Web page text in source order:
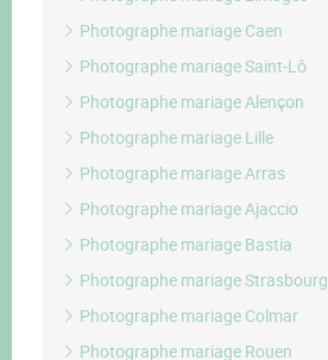
Photographe mariage Caen
Photographe mariage Saint-Lô
Photographe mariage Alençon
Photographe mariage Lille
Photographe mariage Arras
Photographe mariage Ajaccio
Photographe mariage Bastia
Photographe mariage Strasbourg
Photographe mariage Colmar
Photographe mariage Rouen